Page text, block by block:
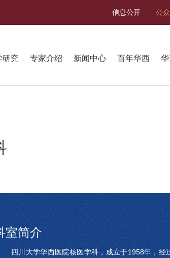
信息公开 公
研究 专家介绍 新闻中心 百年华西
室简介
川大学华西医院核医学科，成立于1958年，经